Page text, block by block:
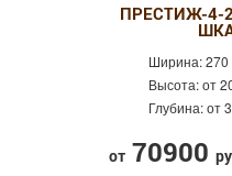
ПРЕСТИЖ-4-
Ширина:270
Высота:от
Глубина:от
от 70900